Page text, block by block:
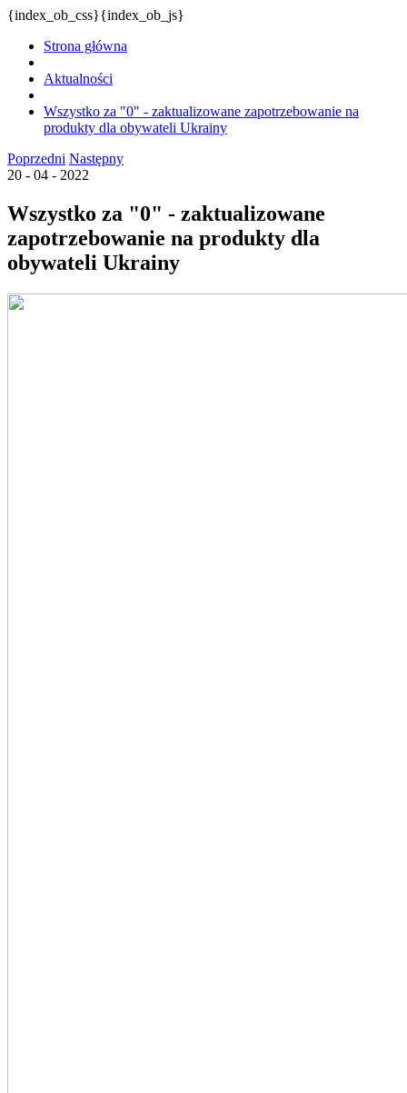
{index_ob_css}{index_ob_js}
Strona główna
Aktualności
Wszystko za "0" - zaktualizowane zapotrzebowanie na
produkty dla obywateli Ukrainy
Poprzedni Następny
20 - 04 - 2022
Wszystko za "0" - zaktualizowane
zapotrzebowanie na produkty dla
obywateli Ukrainy